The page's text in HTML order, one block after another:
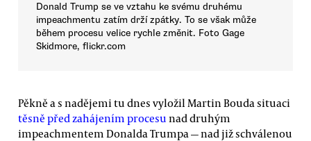
Donald Trump se ve vztahu ke svému druhému
impeachmentu zatím drží zpátky. To se však může
během procesu velice rychle změnit. Foto Gage
Skidmore, flickr.com
Pěkně a s nadějemi tu dnes vyložil Martin Bouda situaci
těsně před zahájením procesu nad druhým
impeachmentem Donalda Trumpa — nad již schválenou